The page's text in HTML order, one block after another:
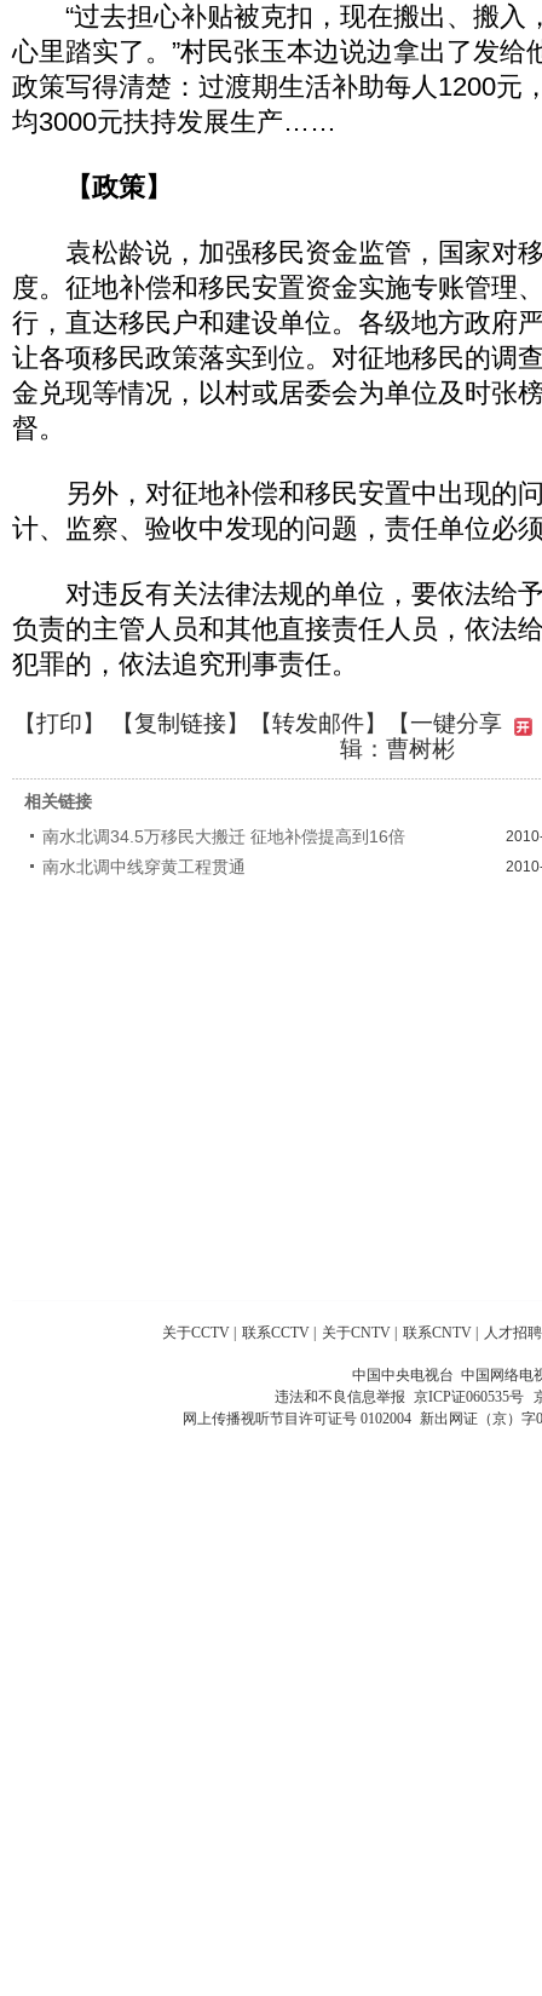
“过去担心补贴被克扣，现在搬出、搬入
心里踏实了。”村民张玉本边说边拿出了发给
政策写得清楚：过渡期生活补助每人1200元
均3000元扶持发展生产……
【政策】
袁松龄说，加强移民资金监管，国家对
度。征地补偿和移民安置资金实施专账管理
行，直达移民户和建设单位。各级地方政府
让各项移民政策落实到位。对征地移民的调
金兑现等情况，以村或居委会为单位及时张
督。
另外，对征地补偿和移民安置中出现的
计、监察、验收中发现的问题，责任单位必
对违反有关法律法规的单位，要依法给
负责的主管人员和其他直接责任人员，依法
犯罪的，依法追究刑事责任。
【打印】 【复制链接】【转发邮件】【一键分享
辑：曹树彬
相关链接
南水北调34.5万移民大搬迁 征地补偿提高到16倍
南水北调中线穿黄工程贯通
关于CCTV | 联系CCTV | 关于CNTV | 联系CNTV | 人才招聘
中国中央电视台 中国网络电
违法和不良信息举报 京ICP证060535号
网上传播视听节目许可证号 0102004 新出网证（京）